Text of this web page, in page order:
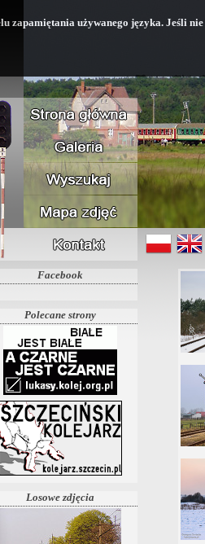
zapamiętania używanego języka. Jeśli
Facebook
Polecane strony
Losowe zdjęcia